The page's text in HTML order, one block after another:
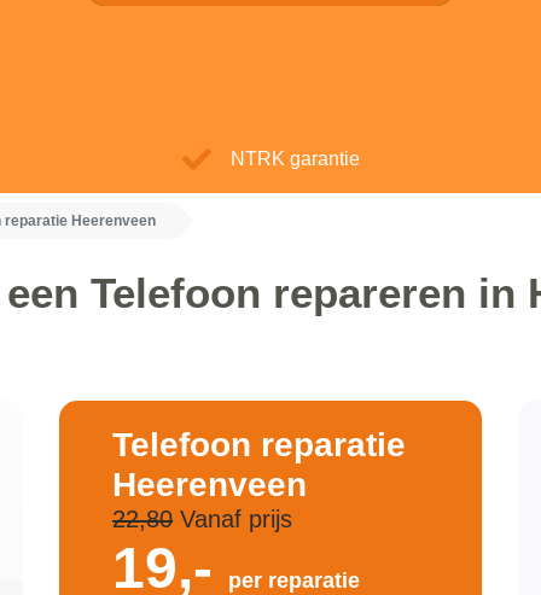
NTRK garantie
reparatie Heerenveen
Telefoon repareren in
Telefoon reparatie
Heerenveen
22,80Vanaf prijs
19,- per reparatie